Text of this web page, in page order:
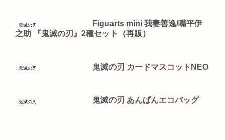
鬼滅の刃
Figuarts mini 我妻善逸/嘴平伊
之助 『鬼滅の刃』2種セット（再販）
鬼滅の刃 鬼滅の刃 カードマスコットNEO
鬼滅の刃 鬼滅の刃 あんぱんエコバッグ